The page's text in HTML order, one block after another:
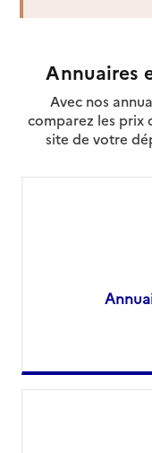
Annuaires
Avec nos
comparez les prix
site de votre